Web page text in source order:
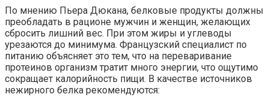
По мнению Пьера Дюкана, белковые продукты должны
преобладать в рационе мужчин и женщин, желающих
сбросить лишний вес. При этом жиры и углеводы
урезаются до минимума. Французский специалист по
питанию объясняет это тем, что на переваривание
протеинов организм тратит много энергии, что ощутимо
сокращает калорийность пищи. В качестве источников
нежирного белка рекомендуются: